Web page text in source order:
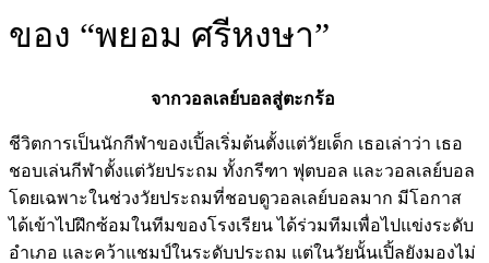
ของ “พยอม ศรีหงษา”
จากวอลเลย์บอลสู่ตะกร้อ
ชีวิตการเป็นนักกีฬาของเปิ้ลเริ่มต้นตั้งแต่วัยเด็ก เธอเล่าว่า เธอ
ชอบเล่นกีฬาตั้งแต่วัยประถม ทั้งกรีฑา ฟุตบอล และวอลเลย์บอล
โดยเฉพาะในช่วงวัยประถมที่ชอบดูวอลเลย์บอลมาก มีโอกาส
ได้เข้าไปฝึกซ้อมในทีมของโรงเรียน ได้ร่วมทีมเพื่อไปแข่งระดับ
อำเภอ และคว้าแชมป์ในระดับประถม แต่ในวัยนั้นเปิ้ลยังมองไม่